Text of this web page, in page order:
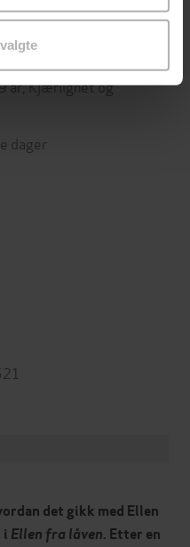
år,Kjærlighet og
dager
det gikk med Ellen
i Ellen fra låven. Etter en